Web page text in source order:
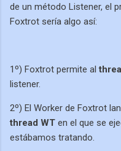
de un método Listener, el
Foxtrot sería algo así:
1º) Foxtrot permite al
listener.
2º) El Worker de Foxtrot
thread WT en el que se
estábamos tratando.